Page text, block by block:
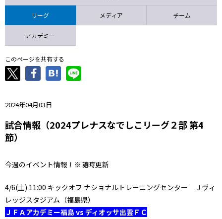
リーグ メディア チーム
アカデミー
このページを共有する
2024年04月03日
試合情報（2024プレナスなでしこリーグ２部 第4
節）
今週のイベント情報！※随時更新
4/6(土) 11:00 キックオフ ナショナルトレーニングセンター Ｊヴィ
レッジスタジアム（福島県）
ＪＦＡアカデミー福島 vs ディオッサ出雲ＦＣ